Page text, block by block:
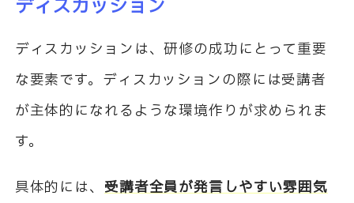
ディスカッション
ディスカッションは、研修の成功にとって重要
な要素です。ディスカッションの際には受講者
が主体的になれるような環境作りが求められま
す。
具体的には、 受講者全員が発言しやすい雰囲気